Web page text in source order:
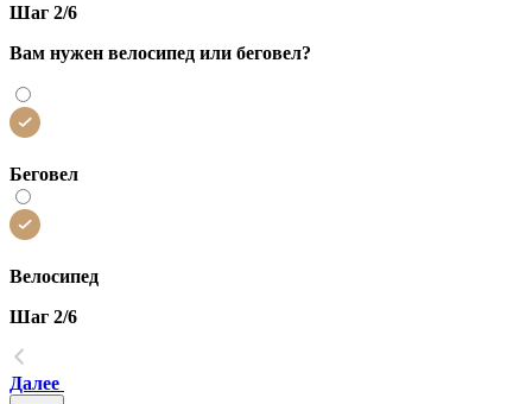
Шаг 2/6
Вам нужен велосипед или беговел?
Беговел
Велосипед
Шаг 2/6
Далее